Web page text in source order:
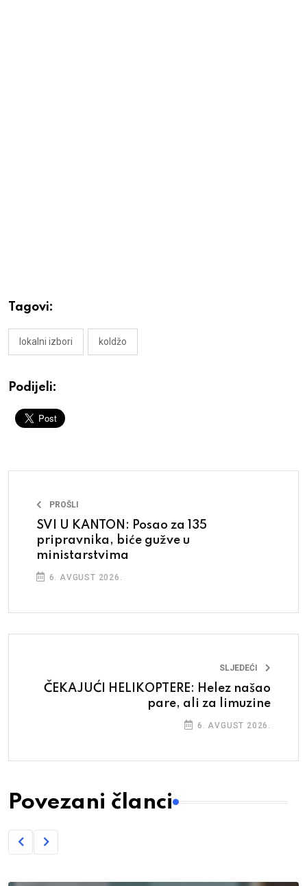
Tagovi:
lokalni izbori koldžo
Podijeli:
PROŠLI
SVI U KANTON: Posao za 135
pripravnika, biće gužve u
ministarstvima
6. AVGUST 2026.
SLJEDEĆI
ČEKAJUĆI HELIKOPTERE: Helez našao
pare, ali za limuzine
6. AVGUST 2026.
Povezani članci